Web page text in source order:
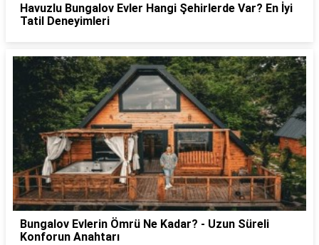
Havuzlu Bungalov Evler Hangi Şehirlerde Var? En İyi
Tatil Deneyimleri
Bungalov Evlerin Ömrü Ne Kadar? - Uzun Süreli
Konforun Anahtarı